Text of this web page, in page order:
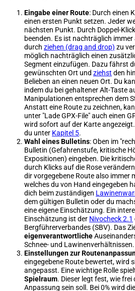
Eingabe einer Route: Durch einen
einen ersten Punkt setzen. Jeder
nächsten Punkt. Durch Doppel-
beenden. Es ist nachträglich
durch ziehen (drag and drop) zu
möglich nachträglich einen
Segment einzufügen. Dazu fährst
gewünschten Ort und ziehst den
Belieben an einen neuen Ort. Du
indem du bei gehaltener Alt-Taste
Manipulationen entsprechen dem
Anstatt eine Route zu zeichnen,
unter "Lade GPX-File" auch einen
wird sofort auf der Karte
du unter Kapitel 5.
Wahl eines Bulletins: Oben im
Bulletin (Gefahrenstufe, kritische
Expositionen) eingeben. Die
durch Klicks auf die Rose
dir vorgegebene Route also immer
welches du von Hand eingegeben
dich beim zuständigen
dem gültigen Bulletin oder du
eine eigene Einschätzung. Ein
Einschätzung ist der Nivocheck 2.1
Bergführerverbandes (SBV). Das
eigenverantwortliche
Schnee- und Lawinenverhältnissen.
Einstellungen zur
eingegebene Route bewertet, wird
angepasst. Eine wichtige Rolle
Spielraum. Dieser legt fest, wie
Anpassung sein soll. Bei 0% wird